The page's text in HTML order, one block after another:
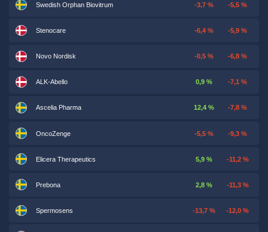
Swedish Orphan Biovitrum -3,7 % -5,5 %
Stenocare -6,4 % -5,9 %
Novo Nordisk -0,5 % -6,8 %
ALK-Abello 0,9 % -7,1 %
Ascelia Pharma 12,4 % -7,8 %
OncoZenge -5,5 % -9,3 %
Elicera Therapeutics 5,9 % -11,2 %
Prebona 2,8 % -11,3 %
Spermosens -13,7 % -12,0 %